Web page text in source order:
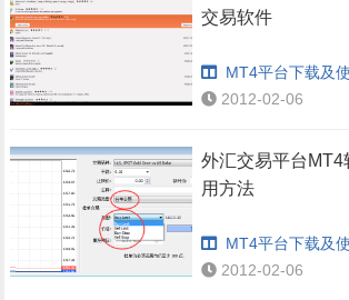
交易软件
MT4平台下载及
2012-02-06
外汇交易平台
用方法
MT4平台下载及
2012-02-06